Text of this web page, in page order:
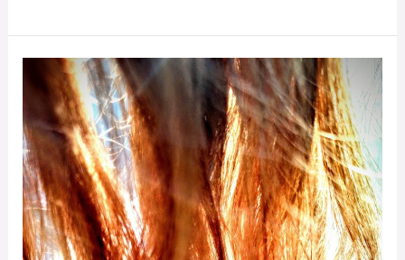
deja
realmente
calvos
el
ayuno
intermitente?